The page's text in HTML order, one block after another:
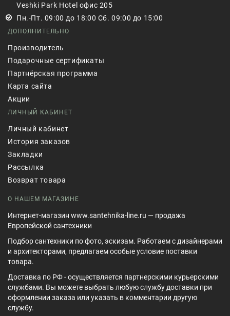
Veshki Park Hotel офис 205
Пн.-Пт. 09:00 до 18:00 Сб. 09:00 до 15:00
ДОПОЛНИТЕЛЬНО
Производитель
Подарочные сертификаты
Партнёрская программа
Карта сайта
Акции
ЛИЧНЫЙ КАБИНЕТ
Личный кабинет
История заказов
Закладки
Рассылка
Возврат товара
О НАШЕМ МАГАЗИНЕ
Интернет-магазин www.santehnika-line.ru — продажа
Европейской сантехники
Подбор сантехники по фото, эскизам. Работаем с дизайнерами
и архитекторами, предлагаем особые условие поставки
товара.
Доставка по РФ - осуществляется партнерскими курьерскими
службами. Вы можете выбрать любую службу доставки при
оформлении заказа или указать в комментарии другую
службу.